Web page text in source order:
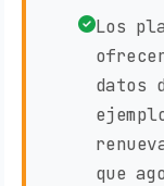
Los
datos
que